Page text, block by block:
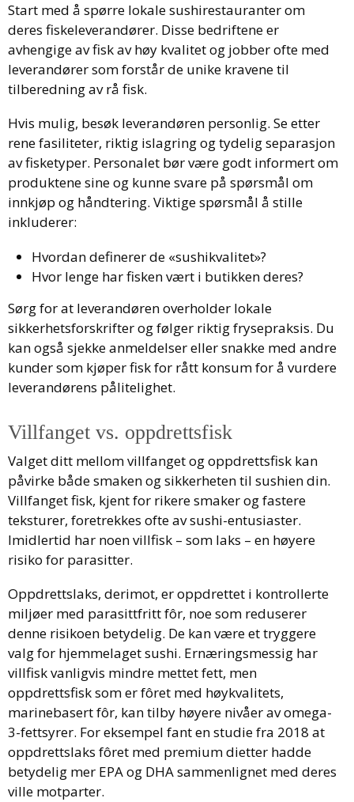
Start med å spørre lokale sushirestauranter om
deres fiskeleverandører. Disse bedriftene er
avhengige av fisk av høy kvalitet og jobber ofte med
leverandører som forstår de unike kravene til
tilberedning av rå fisk.
Hvis mulig, besøk leverandøren personlig. Se etter
rene fasiliteter, riktig islagring og tydelig separasjon
av fisketyper. Personalet bør være godt informert om
produktene sine og kunne svare på spørsmål om
innkjøp og håndtering. Viktige spørsmål å stille
inkluderer:
Hvordan definerer de «sushikvalitet»?
Hvor lenge har fisken vært i butikken deres?
Sørg for at leverandøren overholder lokale
sikkerhetsforskrifter og følger riktig frysepraksis. Du
kan også sjekke anmeldelser eller snakke med andre
kunder som kjøper fisk for rått konsum for å vurdere
leverandørens pålitelighet.
Villfanget vs. oppdrettsfisk
Valget ditt mellom villfanget og oppdrettsfisk kan
påvirke både smaken og sikkerheten til sushien din.
Villfanget fisk, kjent for rikere smaker og fastere
teksturer, foretrekkes ofte av sushi-entusiaster.
Imidlertid har noen villfisk – som laks – en høyere
risiko for parasitter.
Oppdrettslaks, derimot, er oppdrettet i kontrollerte
miljøer med parasittfritt fôr, noe som reduserer
denne risikoen betydelig. De kan være et tryggere
valg for hjemmelaget sushi. Ernæringsmessig har
villfisk vanligvis mindre mettet fett, men
oppdrettsfisk som er fôret med høykvalitets,
marinebasert fôr, kan tilby høyere nivåer av omega-
3-fettsyrer. For eksempel fant en studie fra 2018 at
oppdrettslaks fôret med premium dietter hadde
betydelig mer EPA og DHA sammenlignet med deres
ville motparter.